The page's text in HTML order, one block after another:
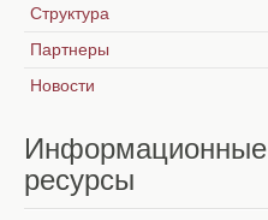
Структура
Партнеры
Новости
Информационные
ресурсы